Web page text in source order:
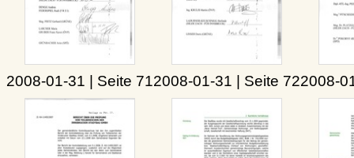
2008-01-31 | Seite 712008-01-31 | Seite 722008-